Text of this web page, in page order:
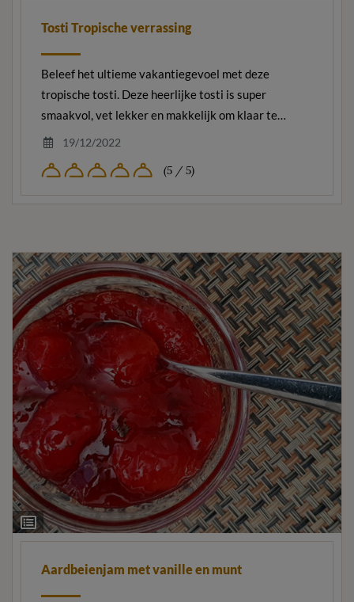
Tosti Tropische verrassing
Beleef het ultieme vakantiegevoel met deze
tropische tosti. Deze heerlijke tosti is super
smaakvol, vet lekker en makkelijk om klaar te…
19/12/2022
(5 / 5)
Ingrediëntenlijst
Aardbeienjam met vanille en munt